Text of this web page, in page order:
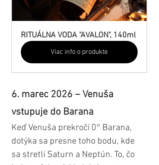
RITUÁLNA VODA "AVALON", 140ml
Viac info o produkte
6. marec 2026 – Venuša
vstupuje do Barana
Keď Venuša prekročí 0° Barana,
dotýka sa presne toho bodu, kde
sa stretli Saturn a Neptún. To, čo